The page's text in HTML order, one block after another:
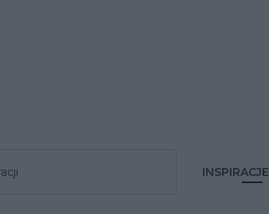
INSPIRACJE